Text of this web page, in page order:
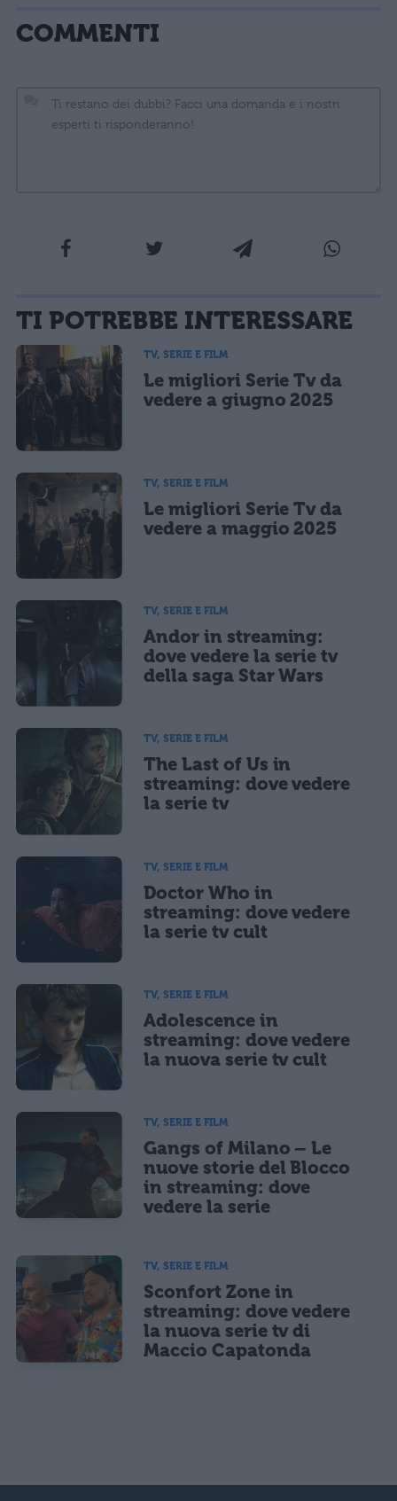
COMMENTI
sarà pubblicata. Dichiari di avere preso visione e di accettare quanto previsto dalla
informativa privacy. Pubblicando questo commento dai il consenso affinché un cookie
salvi i tuoi dati (nome, email) per il prossimo commento.
Ho letto e acconsento l'informativasulla privacy
CONFERMA E PUBBLICA
TI POTREBBE INTERESSARE
TV, SERIE E FILM
Le migliori Serie Tv da
vedere a giugno 2025
TV, SERIE E FILM
Le migliori Serie Tv da
vedere a maggio 2025
TV, SERIE E FILM
Andor in streaming:
dove vedere la serie tv
della saga Star Wars
TV, SERIE E FILM
The Last of Us in
streaming: dove vedere
la serie tv
TV, SERIE E FILM
Doctor Who in
streaming: dove vedere
la serie tv cult
TV, SERIE E FILM
Adolescence in
streaming: dove vedere
la nuova serie tv cult
TV, SERIE E FILM
Gangs of Milano – Le
nuove storie del Blocco
in streaming: dove
vedere la serie
TV, SERIE E FILM
Sconfort Zone in
streaming: dove vedere
la nuova serie tv di
Maccio Capatonda